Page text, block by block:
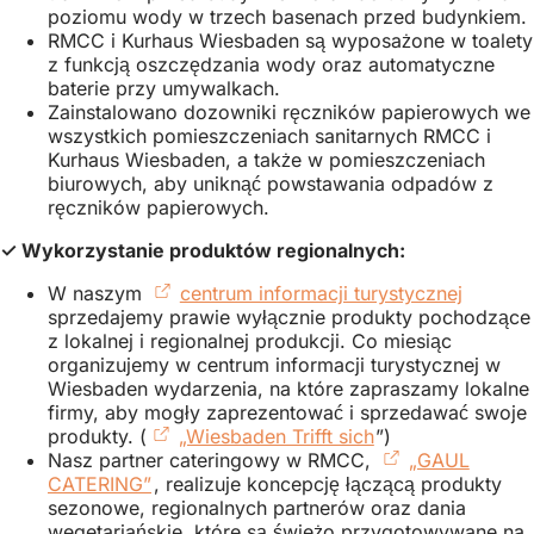
poziomu wody w trzech basenach przed budynkiem.
RMCC i Kurhaus Wiesbaden są wyposażone w toalety
z funkcją oszczędzania wody oraz automatyczne
baterie przy umywalkach.
Zainstalowano dozowniki ręczników papierowych we
wszystkich pomieszczeniach sanitarnych RMCC i
Kurhaus Wiesbaden, a także w pomieszczeniach
biurowych, aby uniknąć powstawania odpadów z
ręczników papierowych.
✓ Wykorzystanie produktów regionalnych:
W naszym
centrum informacji turystycznej
się
nowej
karcie)
sprzedajemy prawie wyłącznie produkty pochodzące
z lokalnej i regionalnej produkcji. Co miesiąc
organizujemy w centrum informacji turystycznej w
Wiesbaden wydarzenia, na które zapraszamy lokalne
firmy, aby mogły zaprezentować i sprzedawać swoje
produkty. (
„Wiesbaden Trifft sich(Otwiera
się
w
nowej
”)
Nasz partner cateringowy w RMCC,
„GAUL
CATERING”(Otwiera
się
, realizuje koncepcję łączącą produkty
sezonowe, regionalnych partnerów oraz dania